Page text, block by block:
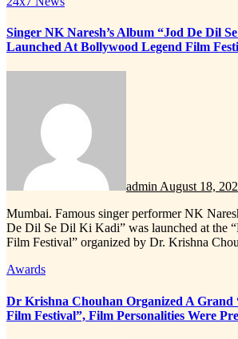
Singer NK Naresh’s Album “Jod De Dil
Launched At Bollywood Legend Film
adminAugust 18,
Mumbai. Famous singer performer NK Naresh’s music video “Jod
De Dil Se Dil Ki Kadi” was launched at the
Film Festival” organized by Dr. Krishna
Awards
Dr Krishna Chouhan Organized A Grand
Film Festival”, Film Personalities Were